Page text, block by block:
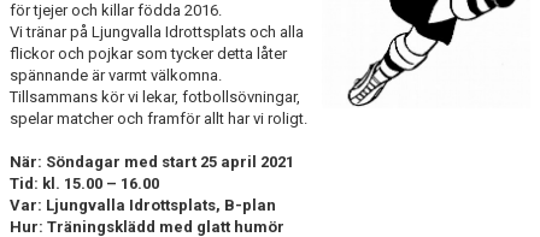
LEDARE
SPONSRING & ANNONSPLATSER
KALENDER
DOKUMENT
FACEBOOK
för tjejer och killar födda 2016.
Vi tränar på Ljungvalla Idrottsplats och alla
flickor och pojkar som tycker detta låter
spännande är varmt välkomna.
Tillsammans kör vi lekar, fotbollsövningar,
spelar matcher och framför allt har vi roligt.
När: Söndagar med start 25 april 2021
Tid: kl. 15.00 – 16.00
Var: Ljungvalla Idrottsplats, B-plan
Hur: Träningsklädd med glatt humör